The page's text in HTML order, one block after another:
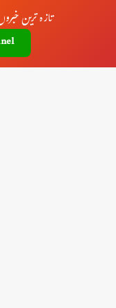
تازہ ترین